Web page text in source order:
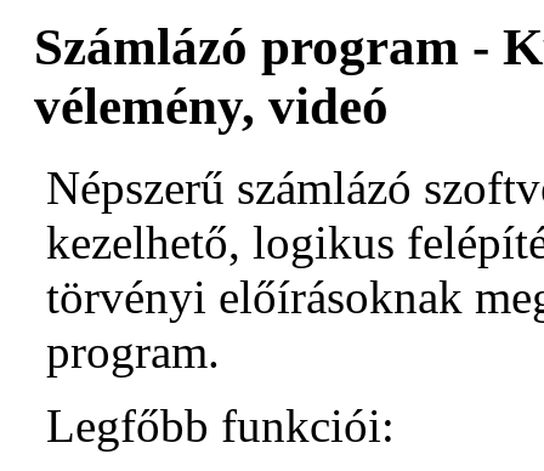
Számlázó program -
vélemény, videó
Népszerű számlázó
kezelhető, logikus
törvényi előírásoknak
program.
Legfőbb funkciói: